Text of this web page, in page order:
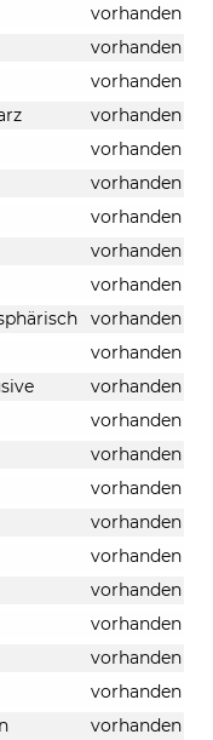
vorhanden
vorhanden
vorhanden
vorhanden
vorhanden
vorhanden
vorhanden
vorhanden
vorhanden
vorhanden
vorhanden
vorhanden
vorhanden
vorhanden
vorhanden
vorhanden
vorhanden
vorhanden
vorhanden
vorhanden
vorhanden
vorhanden